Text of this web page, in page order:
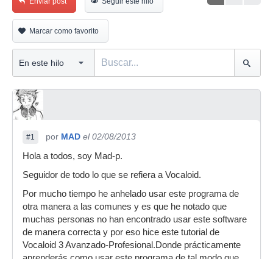
Marcar como favorito
#1 por MAD el 02/08/2013
Hola a todos, soy Mad-p.
Seguidor de todo lo que se refiera a Vocaloid.
Por mucho tiempo he anhelado usar este programa de
otra manera a las comunes y es que he notado que
muchas personas no han encontrado usar este software
de manera correcta y por eso hice este tutorial de
Vocaloid 3 Avanzado-Profesional.Donde prácticamente